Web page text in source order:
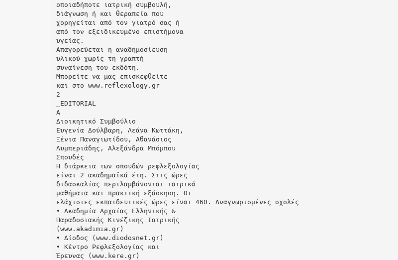
οποιαδήποτε ιατρική συμβουλή,
διάγνωση ή και θεραπεία που
χορηγείται από τον γιατρό σας ή
από τον εξειδικευμένο επιστήμονα
υγείας.
Απαγορεύεται η αναδημοσίευση
υλικού χωρίς τη γραπτή
συναίνεση του εκδότη.
Μπορείτε να μας επισκεφθείτε
και στο www.reflexology.gr
2
_EDITORIAL
A
Διοικητικό Συμβούλιο
Ευγενία Δούλβαρη, Λεάνα Κωττάκη,
Ξένια Παναγιωτίδου, Αθανάσιος
Λυμπεριάδης, Αλεξάνδρα Μπόμπου
Σπουδές
Η διάρκεια των σπουδών ρεφλεξολογίας
είναι 2 ακαδημαϊκά έτη. Στις ώρες
διδασκαλίας περιλαμβάνονται ιατρικά
μαθήματα και πρακτική εξάσκηση. Οι
ελάχιστες εκπαιδευτικές ώρες είναι 460. Αναγνωρισμένες σχολές
• Ακαδημία Αρχαίας Ελληνικής &
Παραδοσιακής Κινέζικης Ιατρικής
(www.akadimia.gr)
• Δίοδος (www.diodosnet.gr)
• Κέντρο Ρεφλεξολογίας και
Έρευνας (www.kere.gr)